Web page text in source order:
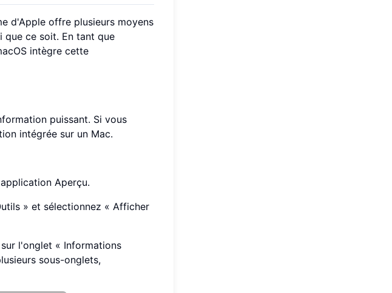
d'Apple offre plusieurs moyens
que ce soit. En tant que
intègre cette
puissant. Si vous
intégrée sur un Mac.
Aperçu.
» et sélectionnez « Afficher
l'onglet « Informations
sous-onglets,